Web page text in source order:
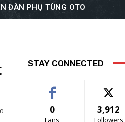
ĐÀN PHỤ TÙNG OTO
0
STAY CONNECTED
0
Fans
3,912
Followers